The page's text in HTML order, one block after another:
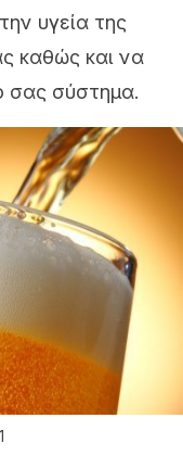
υγεία της
καθώς και να
σας σύστημα.